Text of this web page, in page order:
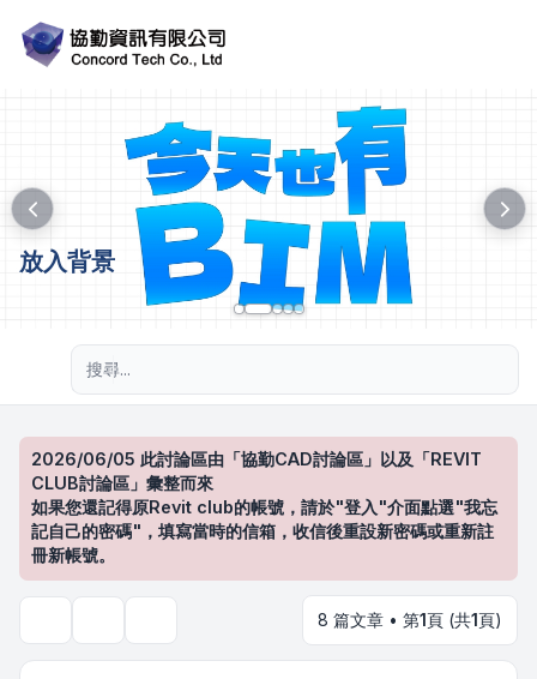
放入背景
2026/06/05 此討論區由「協勤CAD討論區」以及「REVIT
CLUB討論區」彙整而來
如果您還記得原Revit club的帳號，請於"登入"介面點選"我忘
記自己的密碼"，填寫當時的信箱，收信後重設新密碼或重新註
冊新帳號。
8 篇文章 • 第1頁 (共1頁)